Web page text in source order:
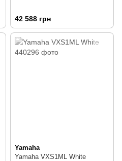
42 588 грн
Yamaha
Yamaha VXS1ML White